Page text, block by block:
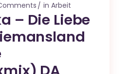
in Arbeit
– Die Liebe